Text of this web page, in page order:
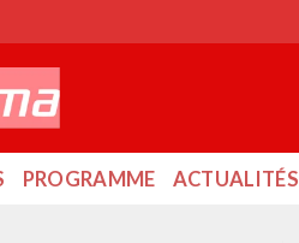
PROGRAMME ACTUALITÉS